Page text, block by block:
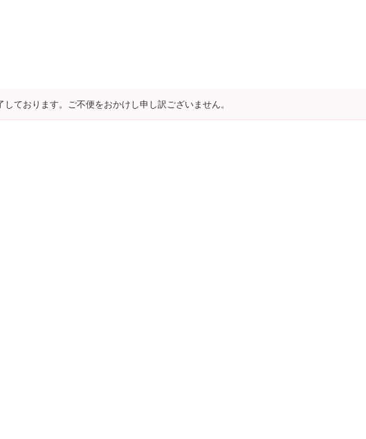
ております。ご不便をおかけし申し訳ございません。